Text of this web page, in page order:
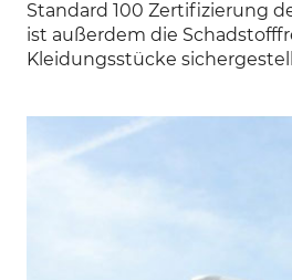
Standard 100 Zertifizierung
ist außerdem die
Kleidungsstücke